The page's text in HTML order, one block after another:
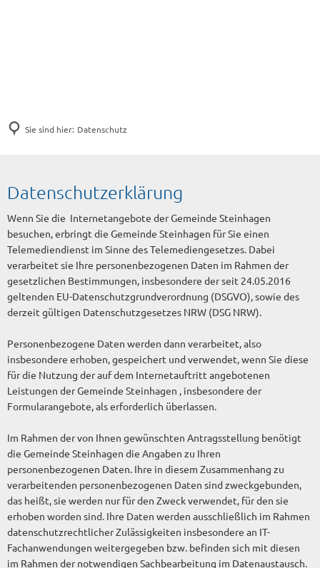
Sie sind hier: Datenschutz
Datenschutzerklärung
Wenn Sie die Internetangebote der Gemeinde Steinhagen
besuchen, erbringt die Gemeinde Steinhagen für Sie einen
Telemediendienst im Sinne des Telemediengesetzes. Dabei
verarbeitet sie Ihre personenbezogenen Daten im Rahmen der
gesetzlichen Bestimmungen, insbesondere der seit 24.05.2016
geltenden EU-Datenschutzgrundverordnung (DSGVO), sowie des
derzeit gültigen Datenschutzgesetzes NRW (DSG NRW).
Personenbezogene Daten werden dann verarbeitet, also
insbesondere erhoben, gespeichert und verwendet, wenn Sie diese
für die Nutzung der auf dem Internetauftritt angebotenen
Leistungen der Gemeinde Steinhagen , insbesondere der
Formularangebote, als erforderlich überlassen.
Im Rahmen der von Ihnen gewünschten Antragsstellung benötigt
die Gemeinde Steinhagen die Angaben zu Ihren
personenbezogenen Daten. Ihre in diesem Zusammenhang zu
verarbeitenden personenbezogenen Daten sind zweckgebunden,
das heißt, sie werden nur für den Zweck verwendet, für den sie
erhoben worden sind. Ihre Daten werden ausschließlich im Rahmen
datenschutzrechtlicher Zulässigkeiten insbesondere an IT-
Fachanwendungen weitergegeben bzw. befinden sich mit diesen
im Rahmen der notwendigen Sachbearbeitung im Datenaustausch.